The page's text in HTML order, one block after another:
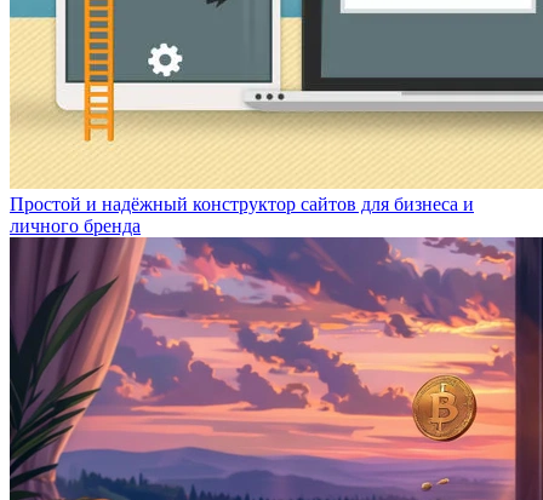
Простой и надёжный конструктор сайтов для бизнеса и
личного бренда